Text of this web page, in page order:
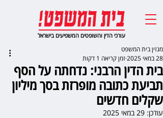
עורכי הדין והשופטים המשפיעים בישראל
בית הדין הרבני: נדחתה על הסף
תביעת כתובה מופרזת בסך מיליון
שקלים חדשים
מגזין בית המשפט
28 במאי 2025
זמן קריאה 1 דקות
עודכן: 29 במאי 2025